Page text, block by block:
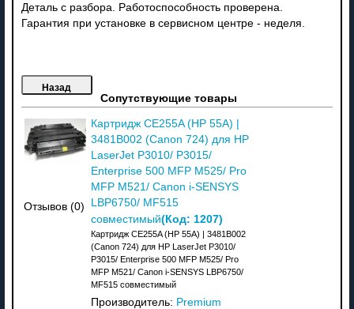
Деталь с разбора. Работоспособность проверена.
Гарантия при установке в сервисном центре - неделя.
Сопутствующие товары
Отзывов (0)
Картридж CE255A (HP 55A) |
3481B002 (Canon 724) для HP
LaserJet P3010/ P3015/
Enterprise 500 MFP M525/ Pro
MFP M521/ Canon i-SENSYS
LBP6750/ MF515
совместимый(Код: 1207)
Картридж CE255A (HP 55A) | 3481B002
(Canon 724) для HP LaserJet P3010/
P3015/ Enterprise 500 MFP M525/ Pro
MFP M521/ Canon i-SENSYS LBP6750/
MF515 совместимый
Производитель: Premium